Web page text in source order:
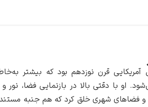
آمریکایی قرن نوزدهم بود که بیشتر
او با دقتی بالا در بازنمایی فضا، نور
و فضاهای شهری خلق کرد که هم جنبه